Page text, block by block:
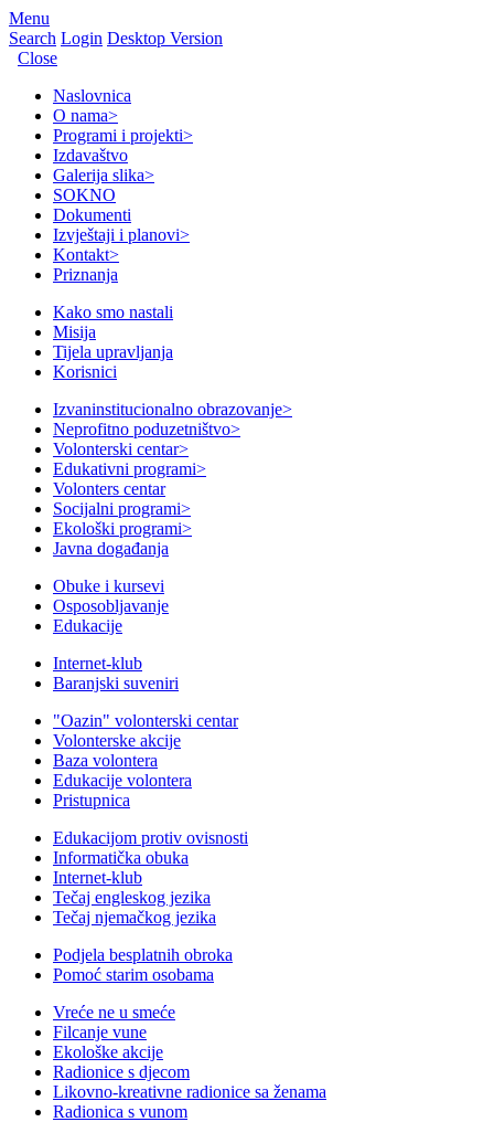
Menu
Search Login Desktop Version
Close
Naslovnica
O nama>
Programi i projekti>
Izdavaštvo
Galerija slika>
SOKNO
Dokumenti
Izvještaji i planovi>
Kontakt>
Priznanja
Kako smo nastali
Misija
Tijela upravljanja
Korisnici
Izvaninstitucionalno obrazovanje>
Neprofitno poduzetništvo>
Volonterski centar>
Edukativni programi>
Volonters centar
Socijalni programi>
Ekološki programi>
Javna događanja
Obuke i kursevi
Osposobljavanje
Edukacije
Internet-klub
Baranjski suveniri
"Oazin" volonterski centar
Volonterske akcije
Baza volontera
Edukacije volontera
Pristupnica
Edukacijom protiv ovisnosti
Informatička obuka
Internet-klub
Tečaj engleskog jezika
Tečaj njemačkog jezika
Podjela besplatnih obroka
Pomoć starim osobama
Vreće ne u smeće
Filcanje vune
Ekološke akcije
Radionice s djecom
Likovno-kreativne radionice sa ženama
Radionica s vunom